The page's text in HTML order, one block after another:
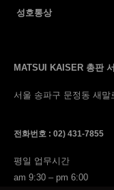
성호통상
MATSUI KAISER 총판
서울 송파구 문정동 새
전화번호 : 02) 431-7855
평일 업무시간
am 9:30 – pm 6:00